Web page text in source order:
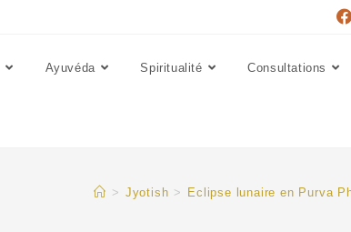
Ayuvéda Spiritualité Consultations
> Jyotish > Eclipse lunaire en Purva